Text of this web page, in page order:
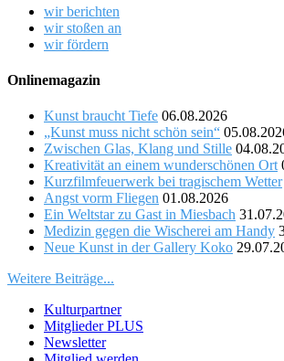
wir berichten
wir stoßen an
wir fördern
Onlinemagazin
Kunst braucht Tiefe 06.08.2026
„Kunst muss nicht schön sein“
Zwischen Glas, Klang und Stille
Kreativität an einem wunderschönen Ort
Kurzfilmfeuerwerk bei tragischem Wetter
Angst vorm Fliegen 01.08.2026
Ein Weltstar zu Gast in Miesbach
Medizin gegen die Wischerei am Handy
Neue Kunst in der Gallery Koko
Weitere Beiträge...
Kulturpartner
Mitglieder PLUS
Newsletter